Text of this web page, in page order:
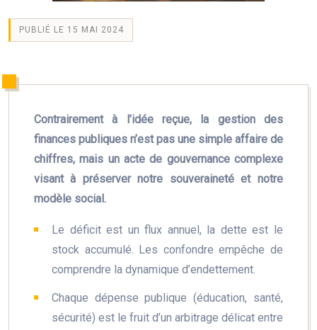
PUBLIÉ LE 15 MAI 2024
Contrairement à l’idée reçue, la gestion des
finances publiques n’est pas une simple affaire de
chiffres, mais un acte de gouvernance complexe
visant à préserver notre souveraineté et notre
modèle social.
Le déficit est un flux annuel, la dette est le
stock accumulé. Les confondre empêche de
comprendre la dynamique d’endettement.
Chaque dépense publique (éducation, santé,
sécurité) est le fruit d’un arbitrage délicat entre